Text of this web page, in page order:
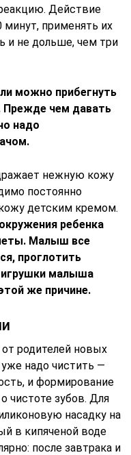
Действие
минут, применять их
и не дольше, чем три
можно прибегнуть
Прежде чем давать
надо
нежную кожу
постоянно
детским кремом.
ребенка
Малыш все
проглотить
игрушки малыша
же причине.
родителей новых
надо чистить —
и формирование
чистоте зубов. Для
насадку на
в кипяченой воде
после завтрака и